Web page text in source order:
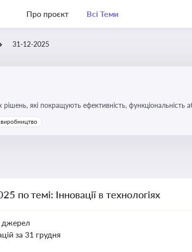
Про проєкт Всі Теми
31-12-2025
які покращують ефективність, функціональність
виробництво
по темі: Інновації в технологіях
джерел
за 31 грудня